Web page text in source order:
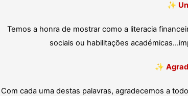
✨
Temos a honra de mostrar como a literacia
sociais ou habilitações
✨
Com cada uma destas palavras, agradecemos a